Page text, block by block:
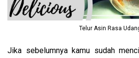
Telur Asin Rasa
Jika sebelumnya kamu sudah